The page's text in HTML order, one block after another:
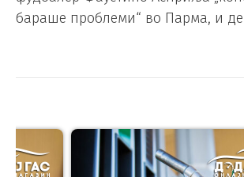
бараше проблеми“ во Парма, и